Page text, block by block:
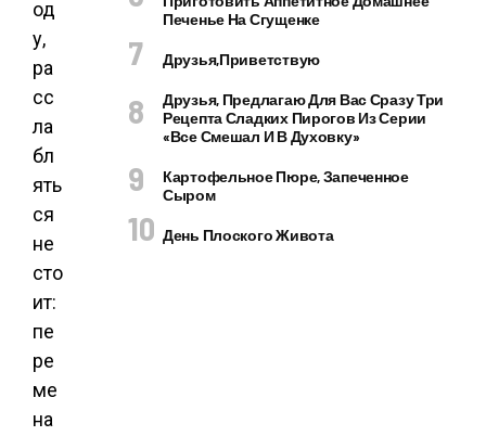
од
у,
ра
сс
ла
бл
ять
ся
не
сто
ит:
пе
ре
ме
на
Печенье На Сгущенке
Друзья,приветствую
Друзья, Предлагаю Для Вас Сразу Три
Рецепта Сладких Пирогов Из Серии
«все Смешал И В Духовку»
Картофельное Пюре, Запеченное
Сыром
День Плоского Живота